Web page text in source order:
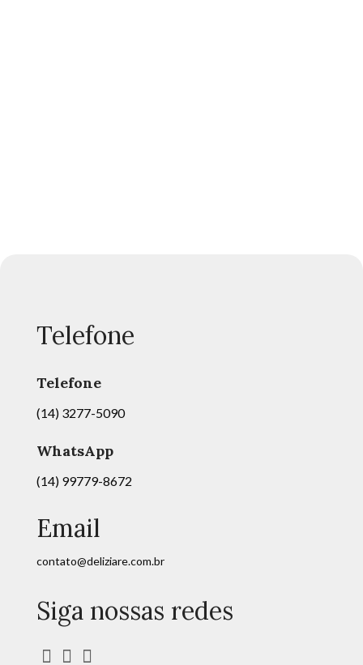
Telefone
Telefone
(14) 3277-5090
WhatsApp
(14) 99779-8672
Email
contato@deliziare.com.br
Siga nossas redes